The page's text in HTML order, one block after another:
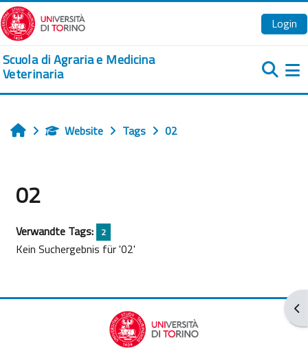
Zum Hauptinhalt
Login
Scuola di Agraria e Medicina
Veterinaria
Startseite
Website Tags 02
02
Verwandte Tags: 2
Kein Suchergebnis für '02'